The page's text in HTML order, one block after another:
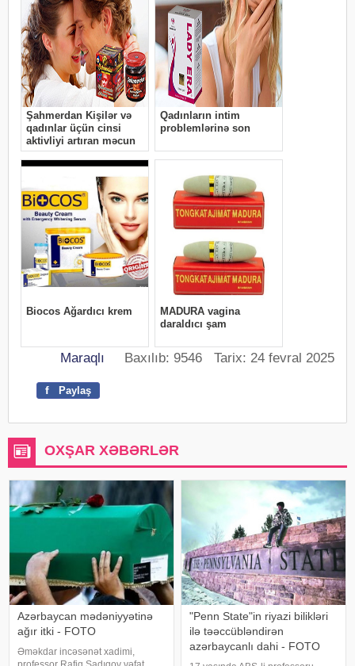
Maraqlı Baxılıb: 9546 Tarix: 24 fevral 2025
f Paylaş
OXŞAR XƏBƏRLƏR
Azərbaycan mədəniyyətinə
ağır itki - FOTO
Əməkdar incəsənət xadimi,
"Penn State"in riyazi bilikləri
ilə təəccübləndirən
azərbaycanlı dahi - FOTO